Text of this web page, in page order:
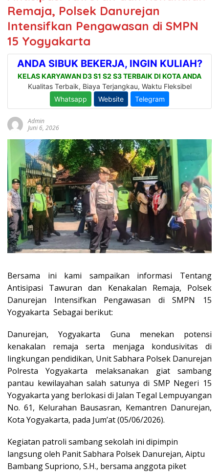
Remaja, Polsek Danurejan
Intensifkan Pengawasan di SMPN
15 Yogyakarta
Admin
Juni 6, 2026
Bersama ini kami sampaikan informasi Tentang
Antisipasi Tawuran dan Kenakalan Remaja, Polsek
Danurejan Intensifkan Pengawasan di SMPN 15
Yogyakarta Sebagai berikut:
Danurejan, Yogyakarta Guna menekan potensi
kenakalan remaja serta menjaga kondusivitas di
lingkungan pendidikan, Unit Sabhara Polsek Danurejan
Polresta Yogyakarta melaksanakan giat sambang
pantau kewilayahan salah satunya di SMP Negeri 15
Yogyakarta yang berlokasi di Jalan Tegal Lempuyangan
No. 61, Kelurahan Bausasran, Kemantren Danurejan,
Kota Yogyakarta, pada Jum’at (05/06/2026).
Kegiatan patroli sambang sekolah ini dipimpin
langsung oleh Panit Sabhara Polsek Danurejan, Aiptu
Bambang Supriono, S.H., bersama anggota piket